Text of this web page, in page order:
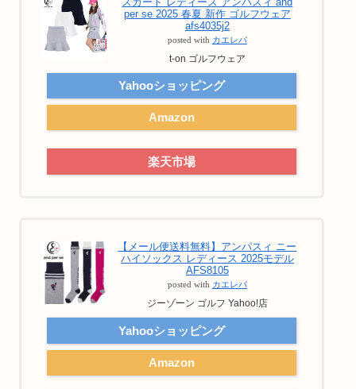
per se 2025 春夏 新作 ゴルフウェア
afs4035j2
posted with カエレバ
t-on ゴルフウェア
Yahooショッピング
Amazon
楽天市場
【メール便送料無料】アンパスィ ニー
ハイソックス レディース 2025モデル
AFS8105
posted with カエレバ
ジーゾーン ゴルフ Yahoo!店
Yahooショッピング
Amazon